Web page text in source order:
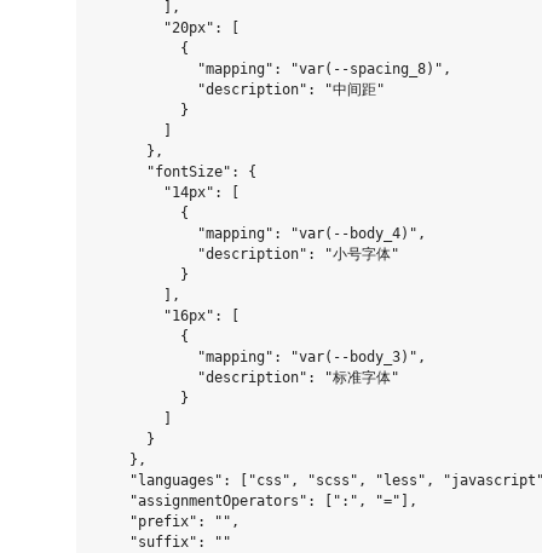
        ],
        "20px": [
          {
            "mapping": "var(--spacing_8)",
            "description": "中间距"
          }
      },
      "fontSize": {
        "14px": [
          {
            "mapping": "var(--body_4)",
            "description": "小号字体"
          }
        ],
        "16px": [
          {
            "mapping": "var(--body_3)",
            "description": "标准字体"
          }
      }
    },
"languages": ["css", "scss", "less",
    "assignmentOperators": [":", "="],
    "prefix": "",
    "suffix": ""